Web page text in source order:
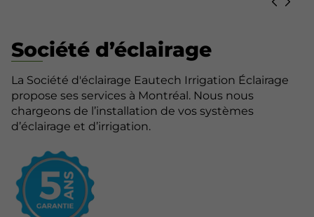
Société d’éclairage
La Société d'éclairage Eautech Irrigation Éclairage
propose ses services à Montréal. Nous nous
chargeons de l’installation de vos systèmes
d’éclairage et d’irrigation.